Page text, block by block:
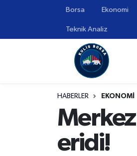
Borsa Ekonomi
Teknik Analiz
HABERLER EKONOMİ
eridi!
Borsa
Hisse Yorumu
Halka Arzlar
Ekonomi
Hava Durumu
Trafik Durumu
Tüm Manşetler
Son Dakika Haberleri